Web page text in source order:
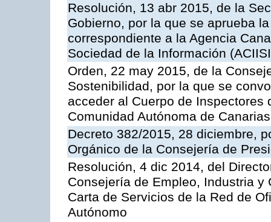
Resolución, 13 abr 2015, de la
Gobierno, por la que se aprueba
correspondiente a la Agencia
Sociedad de la Información
Orden, 22 may 2015, de la
Sostenibilidad, por la que se
acceder al Cuerpo de
Comunidad Autónoma de Canarias
Decreto 382/2015, 28 diciembre,
Orgánico de la Consejería de
Resolución, 4 dic 2014, del
Consejería de Empleo, Industria
Carta de Servicios de la Red de
Autónomo